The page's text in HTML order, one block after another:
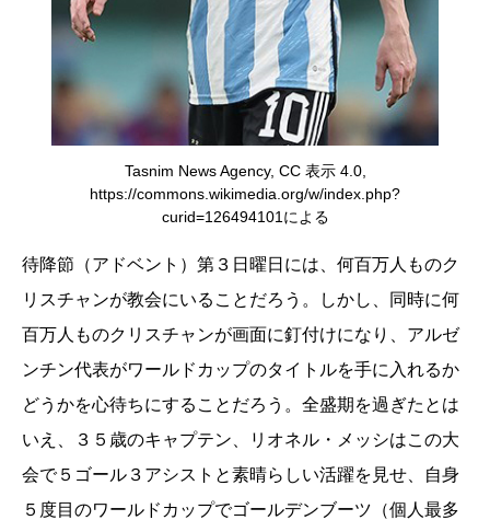
Tasnim News Agency, CC 表示 4.0,
https://commons.wikimedia.org/w/index.php?
curid=126494101による
待降節（アドベント）第３日曜日には、何百万人ものク
リスチャンが教会にいることだろう。しかし、同時に何
百万人ものクリスチャンが画面に釘付けになり、アルゼ
ンチン代表がワールドカップのタイトルを手に入れるか
どうかを心待ちにすることだろう。全盛期を過ぎたとは
いえ、３５歳のキャプテン、リオネル・メッシはこの大
会で５ゴール３アシストと素晴らしい活躍を見せ、自身
５度目のワールドカップでゴールデンブーツ（個人最多